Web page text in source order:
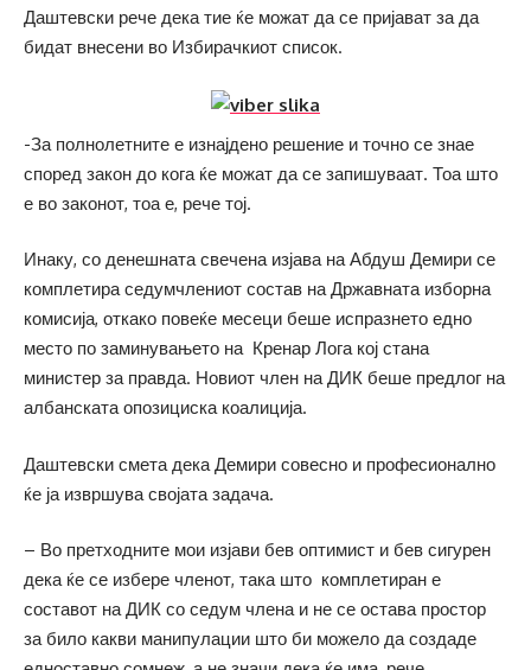
Даштевски рече дека тие ќе можат да се пријават за да
бидат внесени во Избирачкиот список.
-За полнолетните е изнајдено решение и точно се знае
според закон до кога ќе можат да се запишуваат. Тоа што
е во законот, тоа е, рече тој.
Инаку, со денешната свечена изјава на Абдуш Демири се
комплетира седумчлениот состав на Државната изборна
комисија, откако повеќе месеци беше испразнето едно
место по заминувањето на Кренар Лога кој стана
министер за правда. Новиот член на ДИК беше предлог на
албанската опозициска коалиција.
Даштевски смета дека Демири совесно и професионално
ќе ја извршува својата задача.
– Во претходните мои изјави бев оптимист и бев сигурен
дека ќе се избере членот, така што комплетиран е
составот на ДИК со седум члена и не се остава простор
за било какви манипулации што би можело да создаде